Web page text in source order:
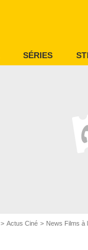
SÉRIES
Actus Ciné News Films à